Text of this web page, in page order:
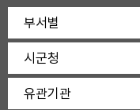
부서별
시군청
유관기관